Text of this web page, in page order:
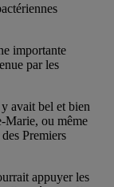
importante
par les
avait bel et bien
Marie, ou même
Premiers
appuyer les